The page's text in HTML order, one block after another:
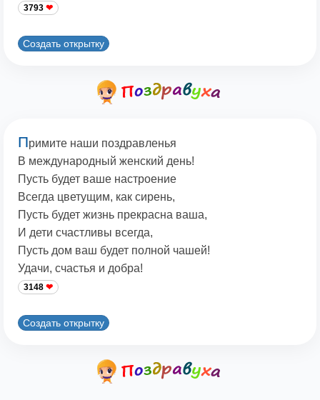
3793
Создать открытку
Примите наши поздравленья
В международный женский день!
Пусть будет ваше настроение
Всегда цветущим, как сирень,
Пусть будет жизнь прекрасна ваша,
И дети счастливы всегда,
Пусть дом ваш будет полной чашей!
Удачи, счастья и добра!
3148
Создать открытку